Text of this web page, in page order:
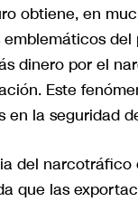
obtiene, en
emblemáticos
dinero por el
Este
en la seguridad
del
que las